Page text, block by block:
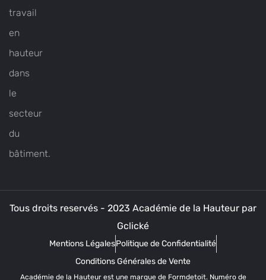
travail
en
hauteur
dans
le
secteur
du
bâtiment.
Tous droits reservés - 2023 Académie de la Hauteur par
Gclické
Mentions LégalesPolitique de Confidentialité
Conditions Générales de Vente
Académie de la Hauteur est une marque de Formdetoit. Numéro de